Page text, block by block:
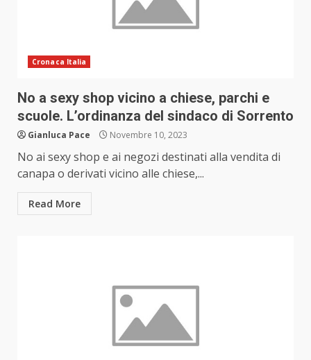
Cronaca Italia
No a sexy shop vicino a chiese, parchi e
scuole. L’ordinanza del sindaco di Sorrento
Gianluca Pace Novembre 10, 2023
No ai sexy shop e ai negozi destinati alla vendita di
canapa o derivati vicino alle chiese,...
Read More